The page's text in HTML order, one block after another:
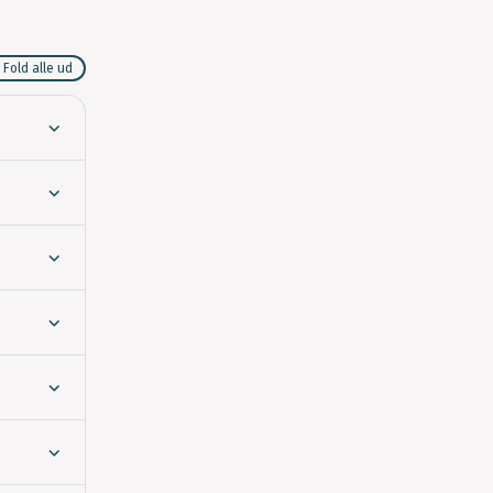
Fold alle ud